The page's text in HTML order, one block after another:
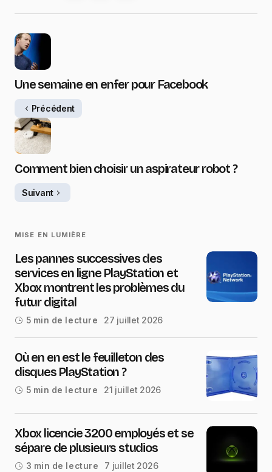
Une semaine en enfer pour Facebook
Précédent
Comment bien choisir un aspirateur robot ?
Suivant
MISE EN LUMIÈRE
Les pannes successives des
services en ligne PlayStation et
Xbox montrent les problèmes du
futur digital
5 min de lecture 27 juillet 2026
Où en en est le feuilleton des
disques PlayStation ?
5 min de lecture 21 juillet 2026
Xbox licencie 3200 employés et se
sépare de plusieurs studios
3 min de lecture 7 juillet 2026